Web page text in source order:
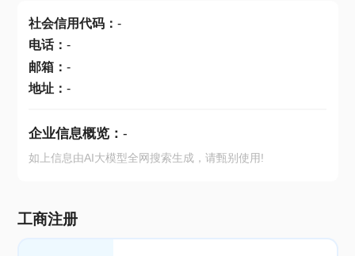
社会信用代码： -
电话： -
邮箱： -
地址： -
企业信息概览： -
如上信息由AI大模型全网搜索生成，请甄别使用!
工商注册